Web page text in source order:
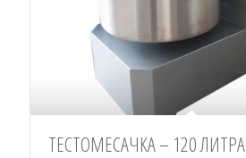
ТЕСТОМЕСАЧКА – 120 ЛИТРА